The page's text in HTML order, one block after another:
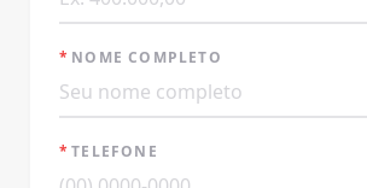
* NOME COMPLETO
* TELEFONE